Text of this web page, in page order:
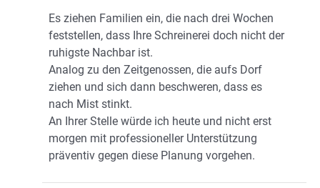
Es ziehen Familien ein, die nach drei Wochen
feststellen, dass Ihre Schreinerei doch nicht der
ruhigste Nachbar ist.
Analog zu den Zeitgenossen, die aufs Dorf
ziehen und sich dann beschweren, dass es
nach Mist stinkt.
An Ihrer Stelle würde ich heute und nicht erst
morgen mit professioneller Unterstützung
präventiv gegen diese Planung vorgehen.